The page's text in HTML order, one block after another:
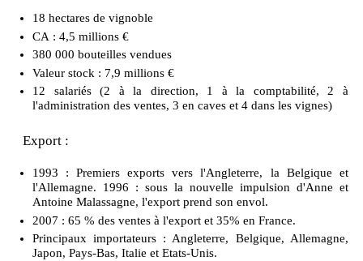
18 hectares de vignoble
CA : 4,5 millions €
380 000 bouteilles vendues
Valeur stock : 7,9 millions €
12 salariés (2 à la direction, 1 à la comptabilité, 2 à
l'administration des ventes, 3 en caves et 4 dans les vignes)
Export :
1993 : Premiers exports vers l'Angleterre, la Belgique et
l'Allemagne. 1996 : sous la nouvelle impulsion d'Anne et
Antoine Malassagne, l'export prend son envol.
2007 : 65 % des ventes à l'export et 35% en France.
Principaux importateurs : Angleterre, Belgique, Allemagne,
Japon, Pays-Bas, Italie et Etats-Unis.